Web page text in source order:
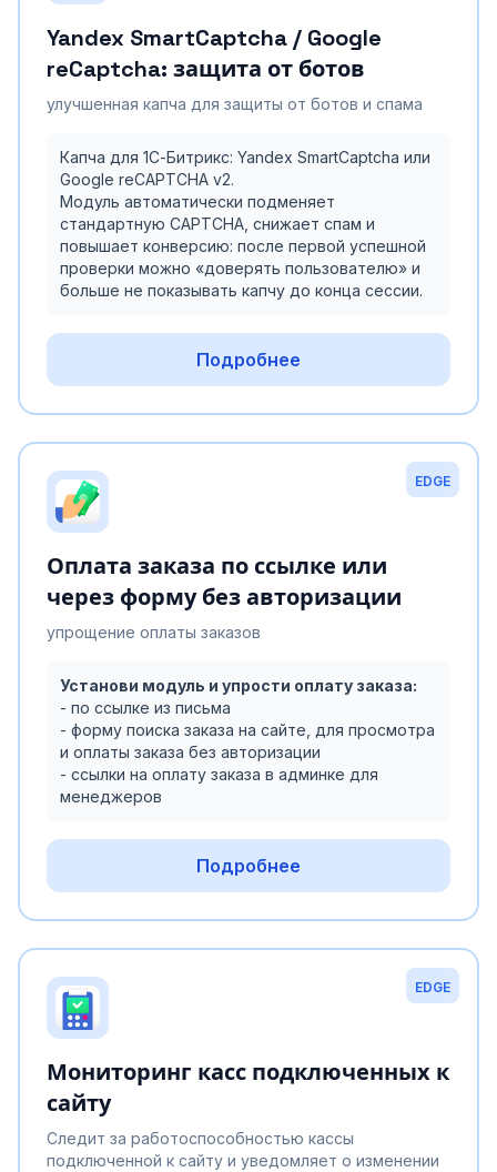
Yandex SmartCaptcha / Google
reCaptcha: защита от ботов
улучшенная капча для защиты от ботов и спама
Капча для 1С‑Битрикс: Yandex SmartCaptcha или
Google reCAPTCHA v2.
Модуль автоматически подменяет
стандартную CAPTCHA, снижает спам и
повышает конверсию: после первой успешной
проверки можно «доверять пользователю» и
больше не показывать капчу до конца сессии.
Подробнее
EDGE
Оплата заказа по ссылке или
через форму без авторизации
упрощение оплаты заказов
Установи модуль и упрости оплату заказа:
- по ссылке из письма
- форму поиска заказа на сайте, для просмотра
и оплаты заказа без авторизации
- ссылки на оплату заказа в админке для
менеджеров
Подробнее
EDGE
Мониторинг касс подключенных к
сайту
Следит за работоспособностью кассы
подключенной к сайту и уведомляет о изменении